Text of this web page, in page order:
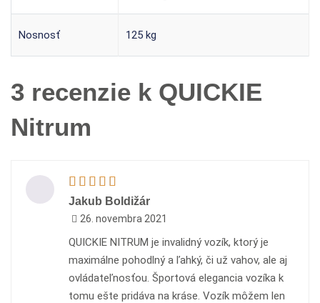
Nosnosť 125 kg
3 recenzie k QUICKIE
Nitrum
Jakub Boldižár
26. novembra 2021
QUICKIE NITRUM je invalidný vozík, ktorý je
maximálne pohodlný a ľahký, či už vahov, ale aj
ovládateľnosťou. Športová elegancia vozíka k
tomu ešte pridáva na kráse. Vozík môžem len